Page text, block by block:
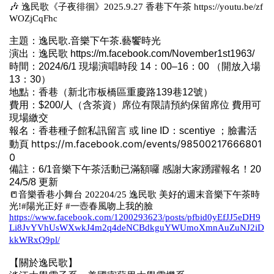
🎶 逸民歌《子夜徘徊》2025.9.27 香巷下午茶 https://youtu.be/zf
WOZjCqFhc
主題：逸民歌.音樂下午茶.藝饗時光
演出：逸民歌 https://m.facebook.com/November1st1963/
時間：2024/6/1 現場演唱時段 14：00–16：00 （開放入場
13：30）
地點：香巷（新北市板橋區重慶路139巷12號）
費用：$200/人（含茶資）席位有限請預約保留席位 費用可
現場繳交
報名：香巷種子館私訊留言 或 line ID：scentiye ；臉書活
動頁 https://m.facebook.com/events/98500217666801
0
備註：6/1音樂下午茶活動已滿額囉 感謝大家踴躍報名！20
24/5/8 更新
📒音樂香巷小舞台 202204/25 逸民歌 美好的週末音樂下午茶時
光!#陽光正好 #一壺春風吻上我的臉
https://www.facebook.com/1200293623/posts/pfbid0yEfJJ5eDH9
Li8JvYVhUsWXwkJ4m2q4deNCBdkguYWUmoXmnAuZuNJ2iD
kkWRxQ9pl/
【關於逸民歌】